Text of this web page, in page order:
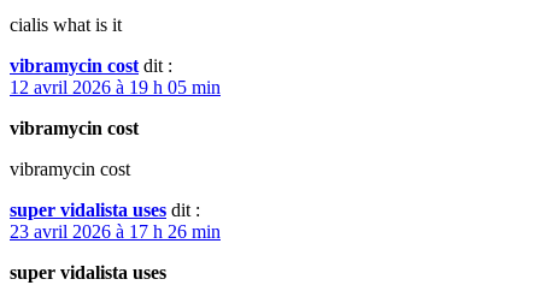
cialis what is it
vibramycin cost dit :
12 avril 2026 à 19 h 05 min
vibramycin cost
vibramycin cost
super vidalista uses dit :
23 avril 2026 à 17 h 26 min
super vidalista uses